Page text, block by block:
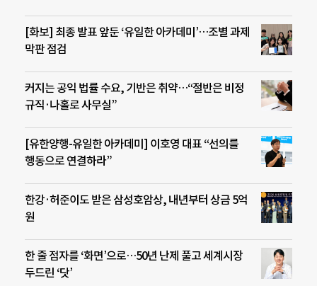
[화보] 최종 발표 앞둔 ‘유일한 아카데미’…조별 과제
막판 점검
커지는 공익 법률 수요, 기반은 취약…“절반은 비정
규직·나홀로 사무실”
[유한양행-유일한 아카데미] 이호영 대표 “선의를
행동으로 연결하라”
한강·허준이도 받은 삼성호암상, 내년부터 상금 5억
원
한 줄 점자를 ‘화면’으로…50년 난제 풀고 세계시장
두드린 ‘닷’